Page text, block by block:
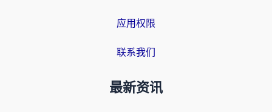
应用权限
联系我们
最新资讯